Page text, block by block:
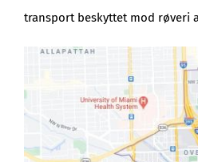
transport beskyttet mod røveri